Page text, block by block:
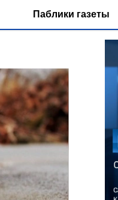
Паблики газеты